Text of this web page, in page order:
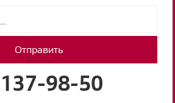
Отправить
137-98-50